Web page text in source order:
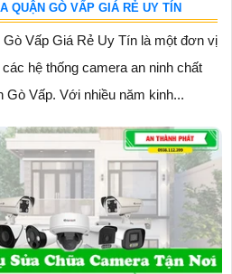
QUẬN GÒ VẤP GIÁ RẺ UY TÍN
Vấp Giá Rẻ Uy Tín là một đơn vị
hệ thống camera an ninh chất
Vấp. Với nhiều năm kinh...